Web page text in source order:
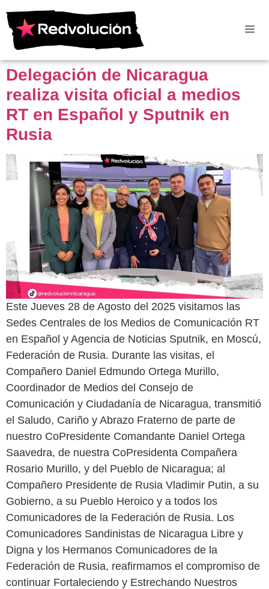
Delegación de Nicaragua
realiza visita oficial a medios
RT en Español y Sputnik en
Rusia
Este Jueves 28 de Agosto del 2025 visitamos las
Sedes Centrales de los Medios de Comunicación RT
en Español y Agencia de Noticias Sputnik, en Moscú,
Federación de Rusia. Durante las visitas, el
Compañero Daniel Edmundo Ortega Murillo,
Coordinador de Medios del Consejo de
Comunicación y Ciudadanía de Nicaragua, transmitió
el Saludo, Cariño y Abrazo Fraterno de parte de
nuestro CoPresidente Comandante Daniel Ortega
Saavedra, de nuestra CoPresidenta Compañera
Rosario Murillo, y del Pueblo de Nicaragua; al
Compañero Presidente de Rusia Vladimir Putin, a su
Gobierno, a su Pueblo Heroico y a todos los
Comunicadores de la Federación de Rusia. Los
Comunicadores Sandinistas de Nicaragua Libre y
Digna y los Hermanos Comunicadores de la
Federación de Rusia, reafirmamos el compromiso de
continuar Fortaleciendo y Estrechando Nuestros